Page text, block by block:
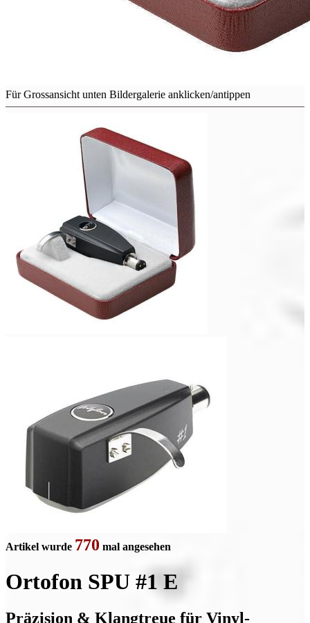
Für Grossansicht unten Bildergalerie anklicken/antippen
Artikel wurde 770 mal angesehen
Ortofon SPU #1 E
Präzision & Klangtreue für Vinyl-